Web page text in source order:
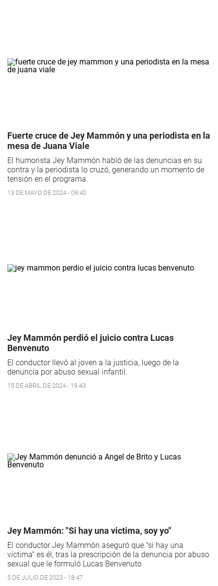
Fuerte cruce de Jey Mammón y una periodista en la
mesa de Juana Viale
El humorista Jey Mammón habló de las denuncias en su
contra y la periodista lo cruzó, generando un momento de
tensión en el programa.
13 DE MAYO DE 2024 - 09:40
Jey Mammón perdió el juicio contra Lucas
Benvenuto
El conductor llevó al joven a la justicia, luego de la
denuncia por abuso sexual infantil.
15 DE ABRIL DE 2024 - 19:43
Jey Mammón: "Si hay una victima, soy yo"
El conductor Jey Mammón aseguró que "si hay una
víctima" es él, tras la prescripción de la denuncia por abuso
sexual que le formuló Lucas Benvenuto
5 DE JULIO DE 2023 - 18:47